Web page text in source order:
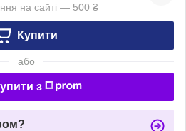
на сайті — 500 ₴
Купити
або
з